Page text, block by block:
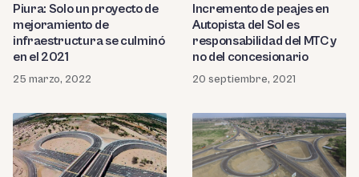
Piura: Solo un proyecto de
mejoramiento de
infraestructura se culminó
en el 2021
25 marzo, 2022
Incremento de peajes en
Autopista del Sol es
responsabilidad del MTC y
no del concesionario
20 septiembre, 2021